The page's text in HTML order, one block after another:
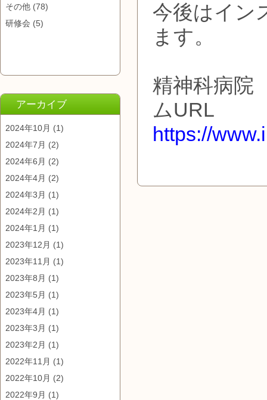
その他 (78)
研修会 (5)
アーカイブ
2024年10月 (1)
2024年7月 (2)
2024年6月 (2)
2024年4月 (2)
2024年3月 (1)
2024年2月 (1)
2024年1月 (1)
2023年12月 (1)
2023年11月 (1)
2023年8月 (1)
2023年5月 (1)
2023年4月 (1)
2023年3月 (1)
2023年2月 (1)
2022年11月 (1)
2022年10月 (2)
2022年9月 (1)
今後はイン
ます。
精神科病
ムURL
https://